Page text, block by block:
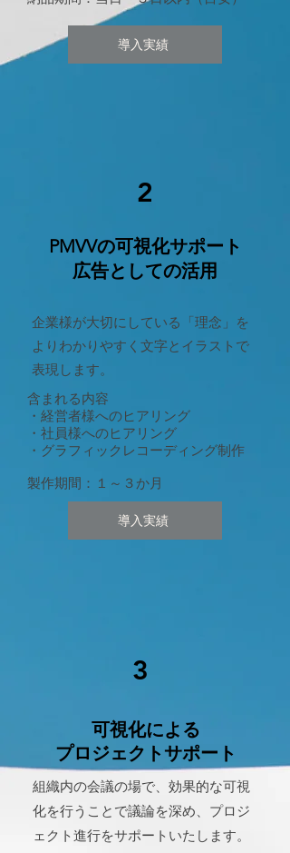
導入実績
2
​PMVVの可視化サポート
​​広告としての活用
企業様が大切にしている「理念」を
よりわかりやすく文字とイラストで
表現します。
含まれる内容
・経営者様へのヒアリング
・社員様へのヒアリング
・グラフィックレコーディング制作
​製作期間：１～３か月
導入実績
3
​可視化による
プロジェクトサポート
組織内の会議の場で、効果的な可視
化を行うことで議論を深め、プロジ
ェクト進行をサポートいたします。